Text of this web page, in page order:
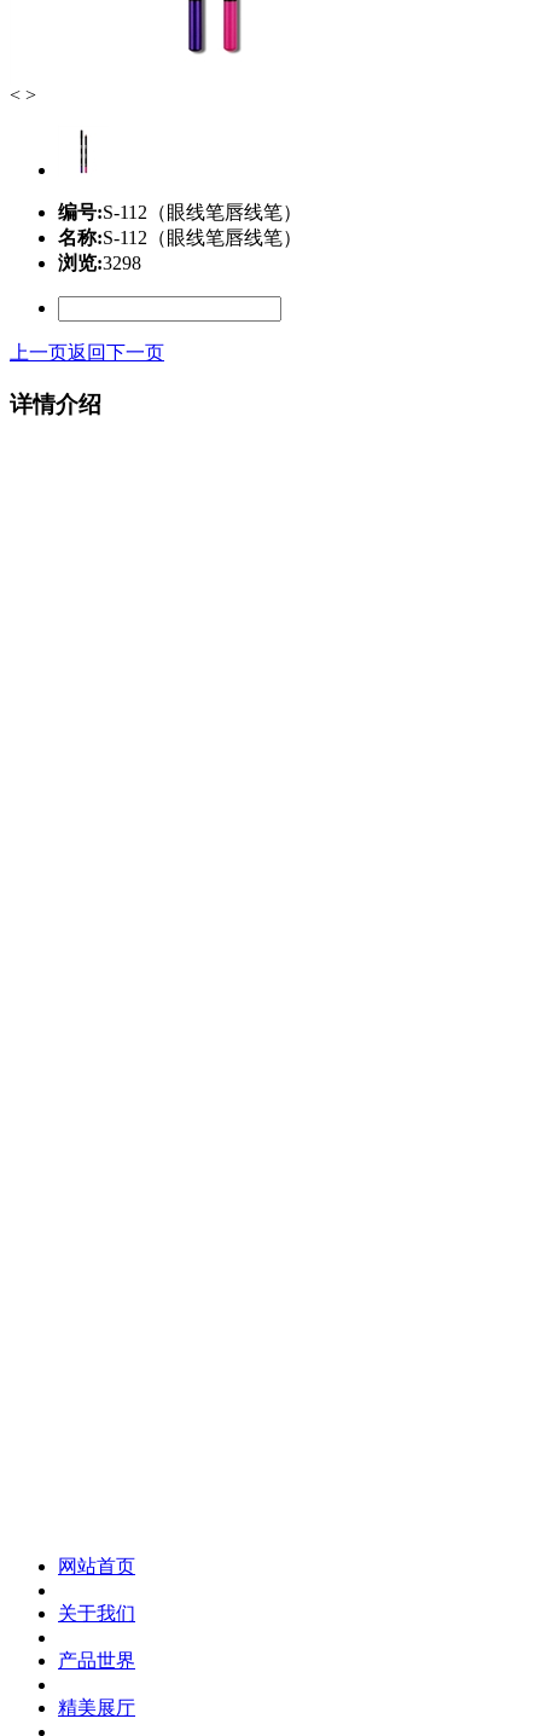
< >
编号:S-112（眼线笔唇线笔）
名称:S-112（眼线笔唇线笔）
浏览:3298
上一页返回下一页
详情介绍
网站首页
关于我们
产品世界
精美展厅